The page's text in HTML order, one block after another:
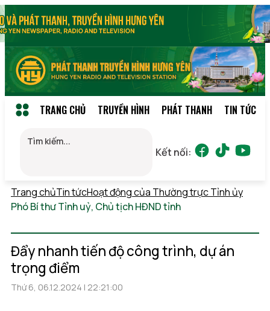
TRANG CHỦ TRUYỀN HÌNH PHÁT THANH TIN TỨC
Kết nối:
Trang chủTin tứcHoạt động của Thường trực Tỉnh ủy
Phó Bí thư Tỉnh uỷ, Chủ tịch HĐND tỉnh
Đẩy nhanh tiến độ công trình, dự án
trọng điểm
Thứ 6, 06.12.2024 | 22:21:00